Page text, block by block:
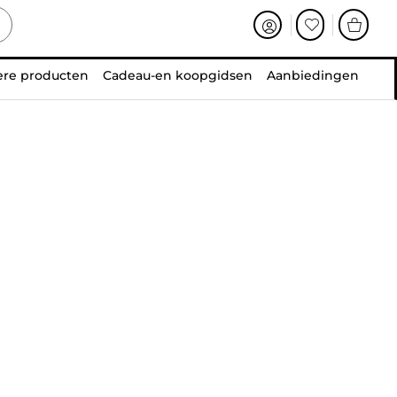
producten Cadeau-en koopgidsen Aanbiedingen